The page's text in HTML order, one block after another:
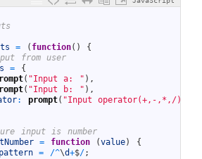
= ( function( )
{
from user
=
{
( "Input a: " ) ,
( "Input b: " ) ,
: prompt( "Input operator(+,-,*,/): "
input is number
= function (value)
{
pattern = /^\d+$/;